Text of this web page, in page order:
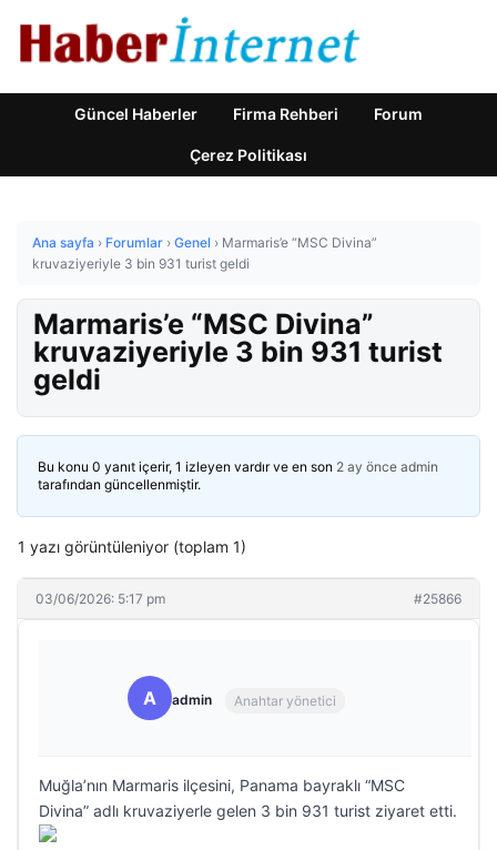
Güncel Haberler Firma Rehberi Forum
Çerez Politikası
Ana sayfa › Forumlar › Genel › Marmaris’e “MSC Divina”
kruvaziyeriyle 3 bin 931 turist geldi
Marmaris’e “MSC Divina”
kruvaziyeriyle 3 bin 931 turist
geldi
Bu konu 0 yanıt içerir, 1 izleyen vardır ve en son 2 ay önce admin
tarafından güncellenmiştir.
1 yazı görüntüleniyor (toplam 1)
03/06/2026: 5:17 pm #25866
A admin Anahtar yönetici
Muğla’nın Marmaris ilçesini, Panama bayraklı “MSC
Divina” adlı kruvaziyerle gelen 3 bin 931 turist ziyaret etti.